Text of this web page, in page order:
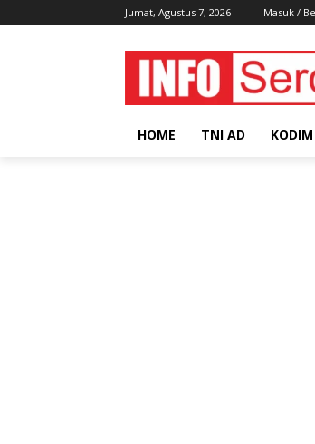
Jumat, Agustus 7, 2026 Masuk /
HOME TNI AD KODIM